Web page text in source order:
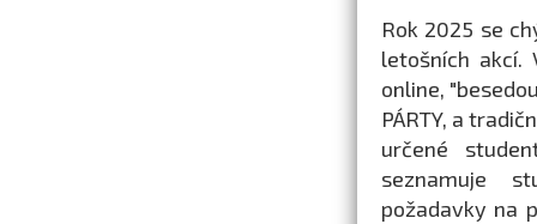
Rok 2025 se
letošních akcí.
online,
PÁRTY, a
určené
seznamuje
požadavky na